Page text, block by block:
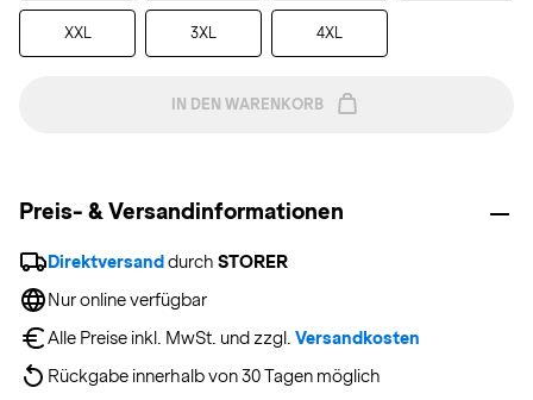
XXL 3XL 4XL
IN DEN WARENKORB
Preis- & Versandinformationen
Direktversand durch STORER
Nur online verfügbar
Alle Preise inkl. MwSt. und zzgl. Versandkosten
Rückgabe innerhalb von 30 Tagen möglich